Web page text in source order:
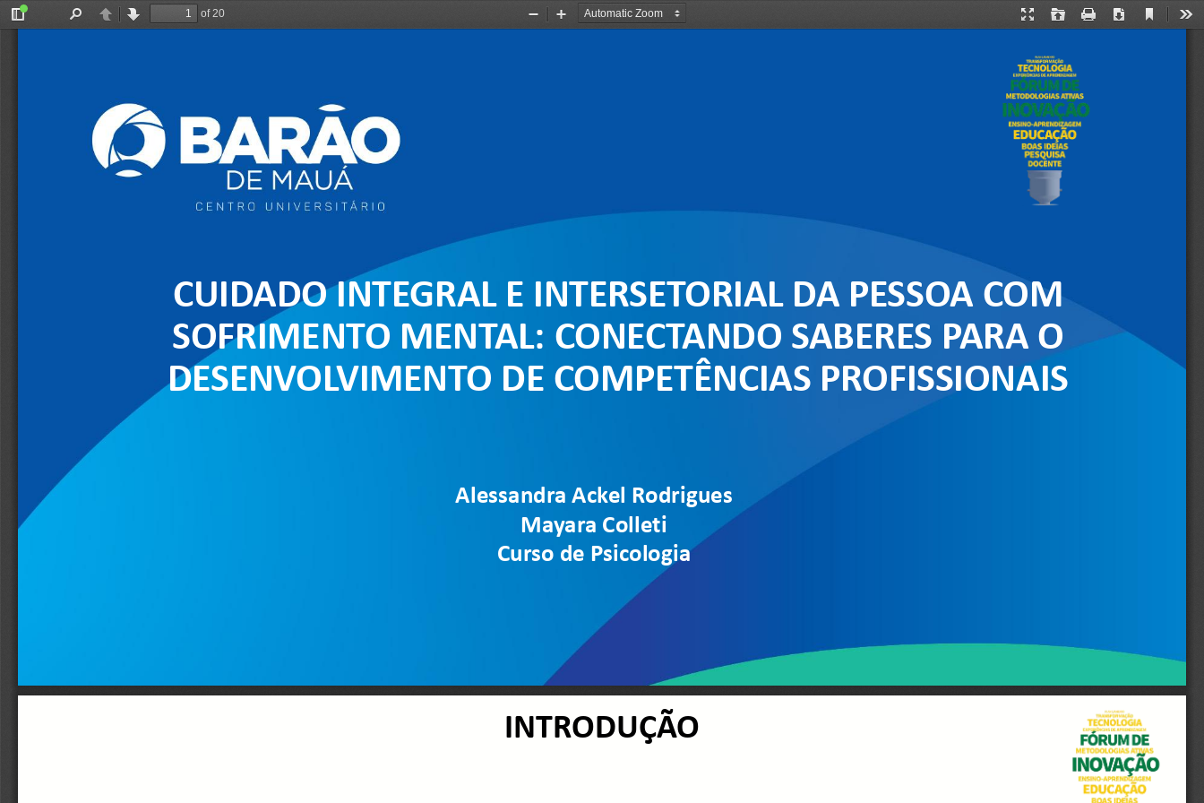
Toggle
PreviousNext
of 20
Presentation
Open Print Download
Current
Zoom
Zoom
CUIDADO INTEGRAL E INTERSETORIAL DA PESSOA COM
SOFRIMENTO MENTAL: CONECTANDO SABERES PARA O
DESENVOLVIMENTO DE COMPETÊNCIAS PROFISSIONAIS
Alessandra Ackel Rodrigues
Mayara Colleti
Curso de Psicologia
INTRODUÇÃO